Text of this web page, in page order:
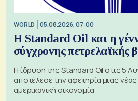
WORLD 05.08.2026, 07:00
Η Standard Oil και η
σύγχρονης πετρελαϊκής
Η ίδρυση της Standard Oil στις 5
αποτέλεσε την αφετηρία μιας
αμερικανική οικονομία